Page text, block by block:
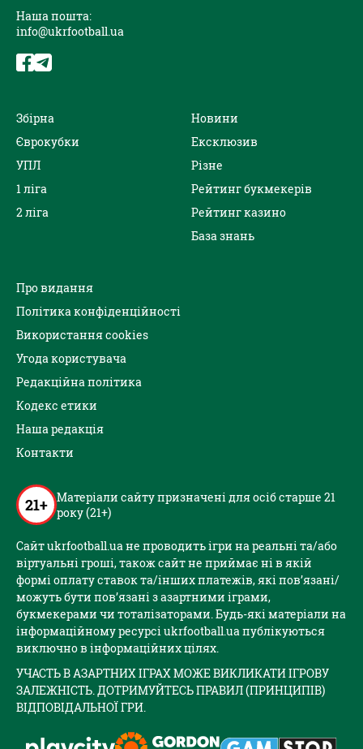
Наша пошта:
info@ukrfootball.ua
Збірна
Єврокубки
УПЛ
1 ліга
2 ліга
Новини
Ексклюзив
Різне
Рейтинг букмекерів
Рейтинг казино
База знань
Про видання
Політика конфіденційності
Використання cookies
Угода користувача
Редакційна політика
Кодекс етики
Наша редакція
Контакти
21+ Матеріали сайту призначені для осіб старше 21
року (21+)
Сайт ukrfootball.ua не проводить ігри на реальні та/або
віртуальні гроші, також сайт не приймає ні в якій
формі оплату ставок та/інших платежів, які пов’язані/
можуть бути пов’язані з азартними іграми,
букмекерами чи тоталізаторами. Будь-які матеріали на
інформаційному ресурсі ukrfootball.ua публікуються
виключно в інформаційних цілях.
УЧАСТЬ В АЗАРТНИХ ІГРАХ МОЖЕ ВИКЛИКАТИ ІГРОВУ
ЗАЛЕЖНІСТЬ. ДОТРИМУЙТЕСЬ ПРАВИЛ (ПРИНЦИПІВ)
ВІДПОВІДАЛЬНОЇ ГРИ.